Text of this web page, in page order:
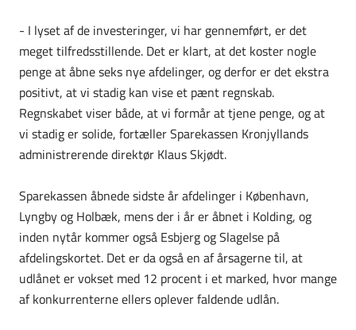
- I lyset af de investeringer, vi har gennemført, er det
meget tilfredsstillende. Det er klart, at det koster nogle
penge at åbne seks nye afdelinger, og derfor er det ekstra
positivt, at vi stadig kan vise et pænt regnskab.
Regnskabet viser både, at vi formår at tjene penge, og at
vi stadig er solide, fortæller Sparekassen Kronjyllands
administrerende direktør Klaus Skjødt.
Sparekassen åbnede sidste år afdelinger i København,
Lyngby og Holbæk, mens der i år er åbnet i Kolding, og
inden nytår kommer også Esbjerg og Slagelse på
afdelingskortet. Det er da også en af årsagerne til, at
udlånet er vokset med 12 procent i et marked, hvor mange
af konkurrenterne ellers oplever faldende udlån.